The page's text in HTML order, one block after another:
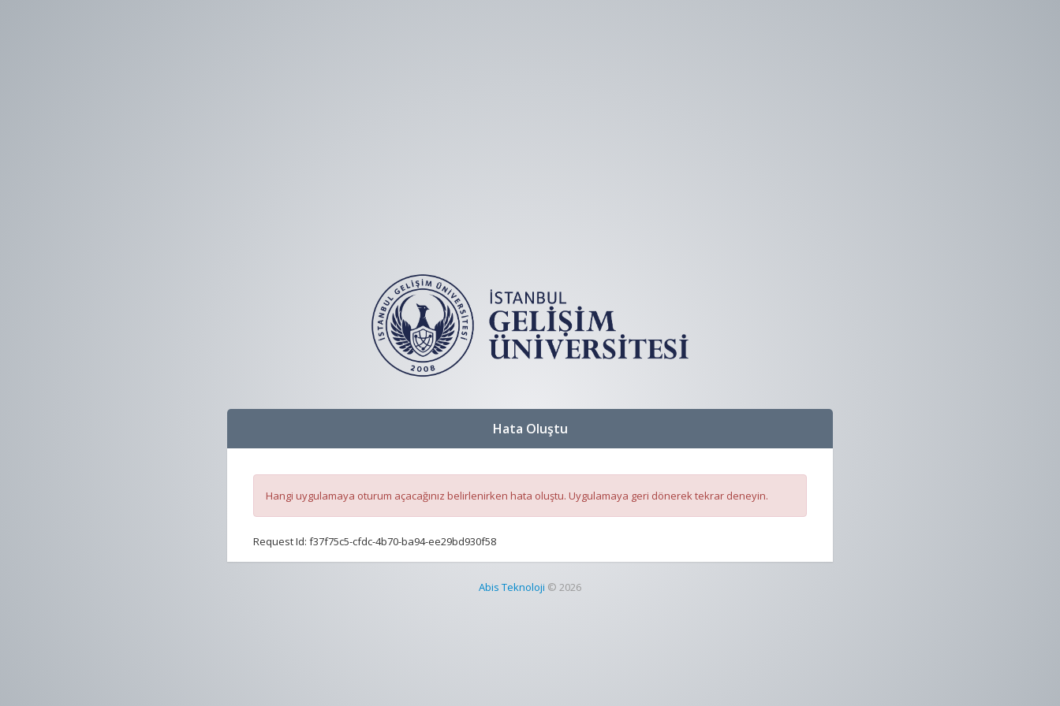
Hata Oluştu
Hangi uygulamaya oturum açacağınız belirlenirken hata oluştu. Uygulamaya geri dönerek tekrar deneyin.
Request Id: f37f75c5-cfdc-4b70-ba94-ee29bd930f58
Abis Teknoloji © 2026